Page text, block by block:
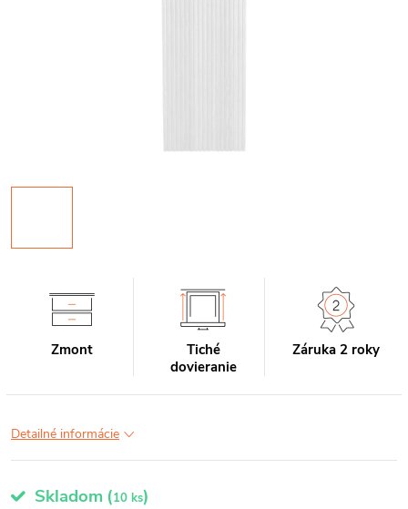
Zmont
Tiché
dovieranie
Záruka 2 roky
Detailné informácie
Skladom (10 ks)